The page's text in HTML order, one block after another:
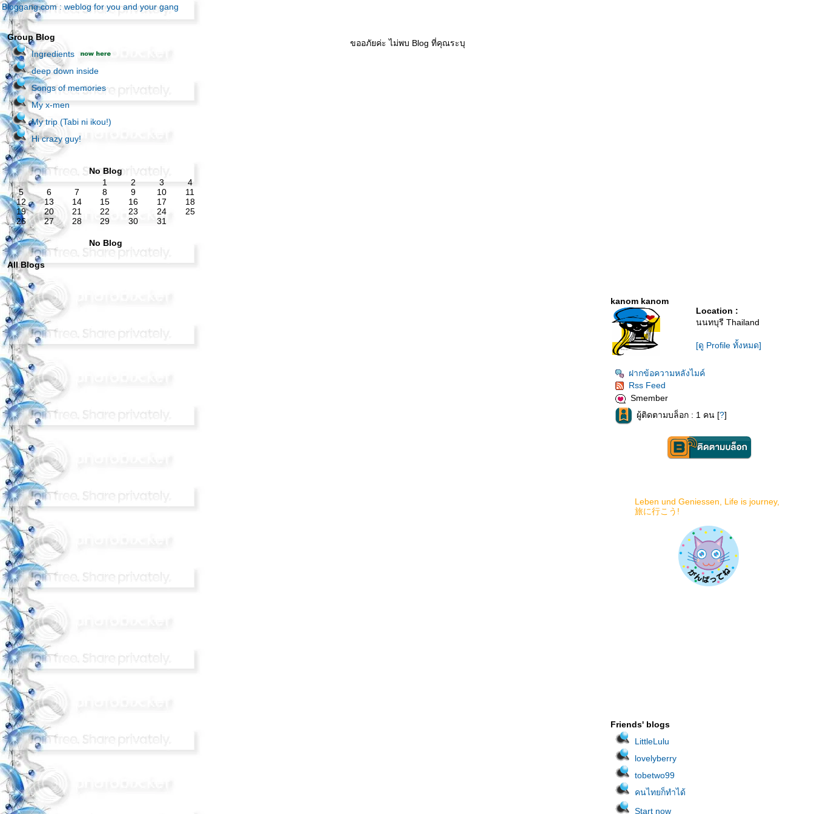
Bloggang.com : weblog for you and your gang
Group Blog
Ingredients
deep down inside
Songs of memories
My x-men
My trip (Tabi ni ikou!)
Hi crazy guy!
No Blog
1
2 3
4
5
6 7 8 9 10
11
12
13 14 15 16 17
18
19
20 21 22 23 24
25
26
27 28 29 30 31
No Blog
All Blogs
ขออภัยค่ะ ไม่พบ Blog ที่คุณระบุ
kanom kanom
Location :
นนทบุรี Thailand
[ดู Profile ทั้งหมด]
ฝากข้อความหลังไมค์
Rss Feed
Smember
ผู้ติดตามบล็อก : 1 คน [?]
Leben und Geniessen, Life is journey,
旅に行こう!
Friends' blogs
LittleLulu
lovelyberry
tobetwo99
คนไทยก็ทำได้
Start now